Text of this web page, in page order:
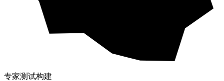
专家测试构建